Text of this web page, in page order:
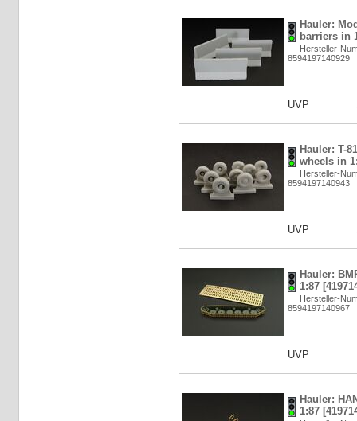
Hauler:
barriers in
Hersteller-
8594197140929
UVP
Hauler: T-
wheels in
Hersteller-
8594197140943
UVP
Hauler:
1:87
Hersteller-
8594197140967
UVP
Hauler:
1:87